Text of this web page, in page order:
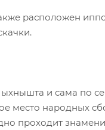
расположен
и сама по
место народных
проходит